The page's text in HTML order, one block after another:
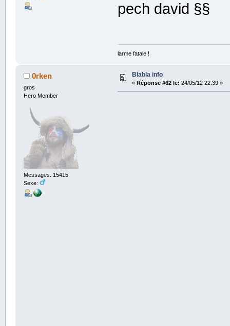
pech david §§
larme fatale !
0rken
gros
Hero Member
Messages: 15415
Sexe:
Blabla info
« Réponse #62 le: 24/05/12 22:39 »